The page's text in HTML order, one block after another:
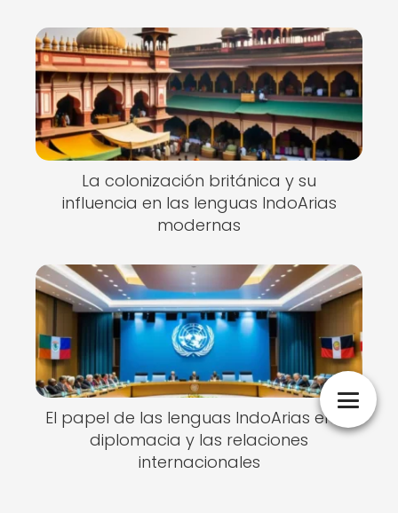
La colonización británica y su
influencia en las lenguas IndoArias
modernas
El papel de las lenguas IndoArias en la
diplomacia y las relaciones
internacionales